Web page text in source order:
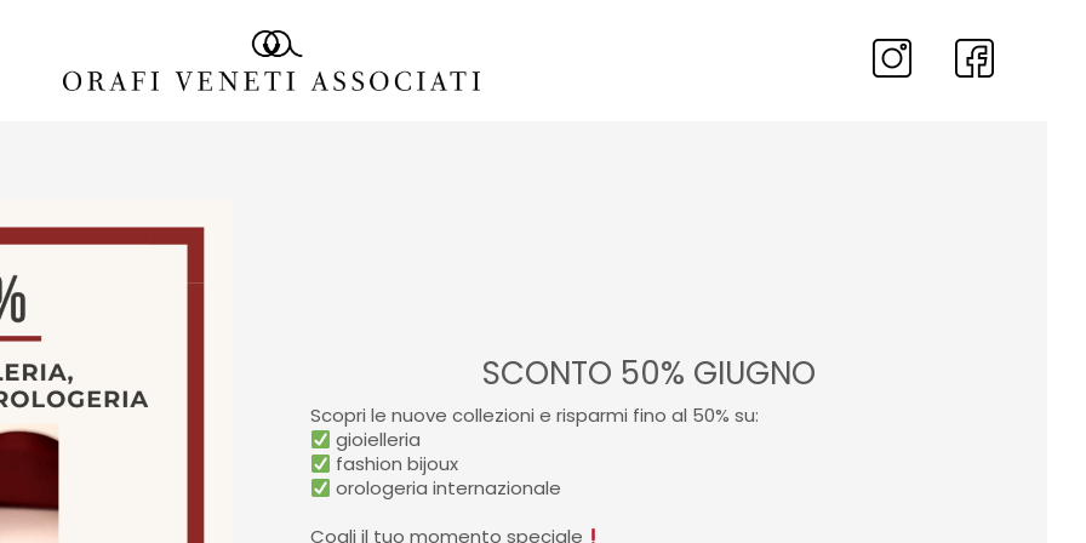
SCONTO 50% GIUGNO
⁣Scopri le nuove collezioni e risparmi fino al 50% su:⠀⁠
gioielleria⠀⁠
fashion bijoux⠀⁠
orologeria internazionale⠀⁠
Cogli il tuo momento speciale